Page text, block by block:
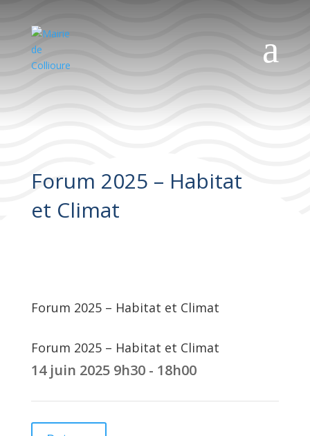
a
Forum 2025 – Habitat
et Climat
Forum 2025 – Habitat et Climat
Forum 2025 – Habitat et Climat
14 juin 2025 9h30 - 18h00